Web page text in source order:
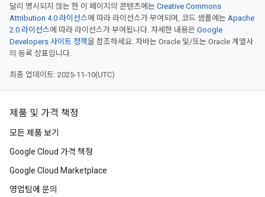
달리 명시되지 않는 한 이 페이지의 콘텐츠에는 Creative Commons
Attribution 4.0 라이선스에 따라 라이선스가 부여되며, 코드 샘플에는 Apache
2.0 라이선스에 따라 라이선스가 부여됩니다. 자세한 내용은 Google
Developers 사이트 정책을 참조하세요. 자바는 Oracle 및/또는 Oracle 계열사
의 등록 상표입니다.
최종 업데이트: 2025-11-10(UTC)
제품 및 가격 책정
모든 제품 보기
Google Cloud 가격 책정
Google Cloud Marketplace
영업팀에 문의